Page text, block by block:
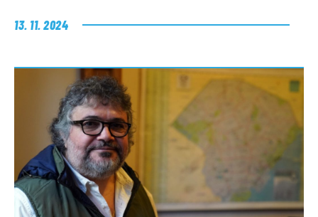
13. 11. 2024